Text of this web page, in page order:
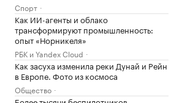
Спорт
Как ИИ-агенты и облако
трансформируют промышленность:
опыт «Норникеля»
РБК и Yandex Cloud
Как засуха изменила реки Дунай и Рейн
в Европе. Фото из космоса
Общество